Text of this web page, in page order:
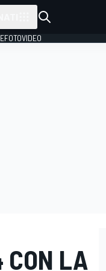
FOTOVIDEO
CON LA